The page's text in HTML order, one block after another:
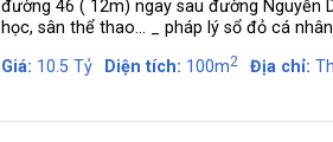
đường 46 ( 12m) ngay sau đường Nguyễn
học, sân thể thao… _ pháp lý sổ đỏ cá
Giá: 10.5 Tỷ Diện tích: 100m2 Địa chỉ: